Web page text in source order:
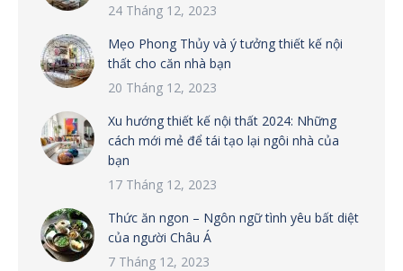
24 Tháng 12, 2023
Mẹo Phong Thủy và ý tưởng thiết kế nội
thất cho căn nhà bạn
20 Tháng 12, 2023
Xu hướng thiết kế nội thất 2024: Những
cách mới mẻ để tái tạo lại ngôi nhà của
bạn
17 Tháng 12, 2023
Thức ăn ngon – Ngôn ngữ tình yêu bất diệt
của người Châu Á
7 Tháng 12, 2023